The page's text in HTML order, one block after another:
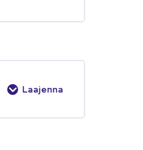
Laajenna